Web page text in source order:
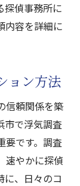
探偵事務所に
内容を詳細に
ョン方法
信頼関係を築
市で浮気調査
要です。調査
速やかに探偵
に、日々のコ